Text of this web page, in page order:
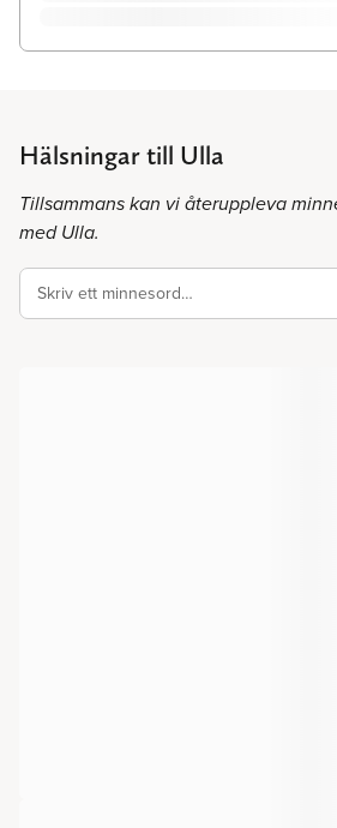
Hälsningar till Ulla
Tillsammans kan vi återuppleva
med Ulla.
Skriv ett minnesord…